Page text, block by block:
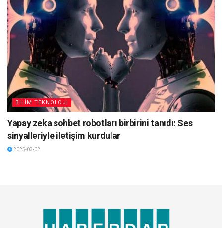
BİLİM TEKNOLOJİ
Yapay zeka sohbet robotları birbirini tanıdı: Ses
sinyalleriyle iletişim kurdular
2025-03-02